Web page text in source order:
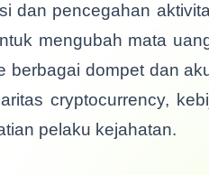
dan pencegahan
mengubah mata
berbagai dompet dan
cryptocurrency,
pelaku kejahatan.